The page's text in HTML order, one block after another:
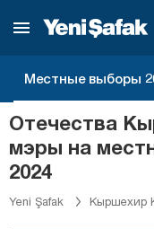
Местные выборы
Отечества
мэры на
2024
Yeni Şafak Кыршехир
Кахраманмараш
Караман
Кастамону
Кайсери
Килис